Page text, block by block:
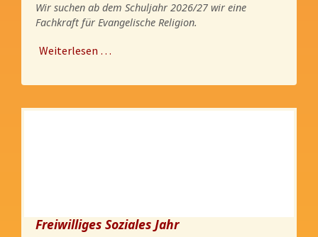
Wir suchen ab dem Schuljahr 2026/27 wir eine
Fachkraft für Evangelische Religion.
Weiterlesen …
Freiwilliges Soziales Jahr